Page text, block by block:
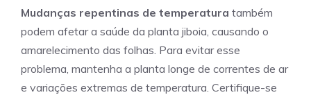
Mudanças repentinas de temperatura também
podem afetar a saúde da planta jiboia, causando o
amarelecimento das folhas. Para evitar esse
problema, mantenha a planta longe de correntes de ar
e variações extremas de temperatura. Certifique-se